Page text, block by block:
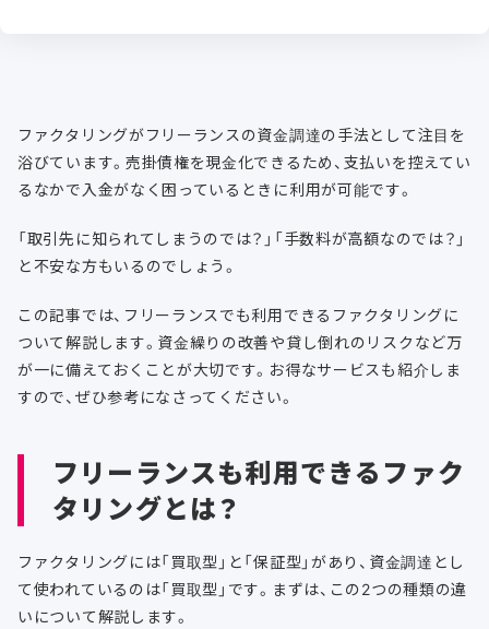
ファクタリングがフリーランスの資金調達の手法として注目を
浴びています。売掛債権を現金化できるため、支払いを控えてい
るなかで入金がなく困っているときに利用が可能です。
「取引先に知られてしまうのでは？」「手数料が高額なのでは？」
と不安な方もいるのでしょう。
この記事では、フリーランスでも利用できるファクタリングに
ついて解説します。資金繰りの改善や貸し倒れのリスクなど万
が一に備えておくことが大切です。お得なサービスも紹介しま
すので、ぜひ参考になさってください。
フリーランスも利用できるファク
タリングとは？
ファクタリングには「買取型」と「保証型」があり、資金調達とし
て使われているのは「買取型」です。まずは、この2つの種類の違
いについて解説します。